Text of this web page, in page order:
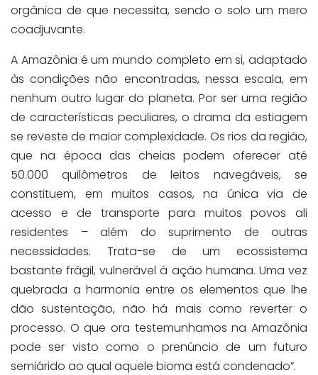
orgânica de que necessita, sendo o solo um mero
coadjuvante.
A Amazônia é um mundo completo em si, adaptado
às condições não encontradas, nessa escala, em
nenhum outro lugar do planeta. Por ser uma região
de características peculiares, o drama da estiagem
se reveste de maior complexidade. Os rios da região,
que na época das cheias podem oferecer até
50.000 quilômetros de leitos navegáveis, se
constituem, em muitos casos, na única via de
acesso e de transporte para muitos povos ali
residentes – além do suprimento de outras
necessidades. Trata-se de um ecossistema
bastante frágil, vulnerável à ação humana. Uma vez
quebrada a harmonia entre os elementos que lhe
dão sustentação, não há mais como reverter o
processo. O que ora testemunhamos na Amazônia
pode ser visto como o prenúncio de um futuro
semiárido ao qual aquele bioma está condenado”.